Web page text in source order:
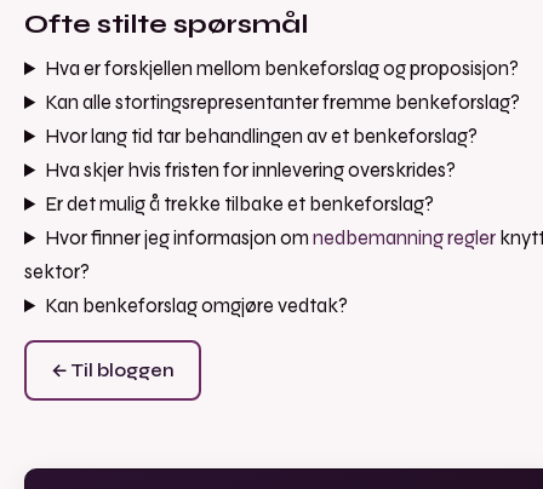
Ofte stilte spørsmål
Hva er forskjellen mellom benkeforslag og proposisjon?
Kan alle stortingsrepresentanter fremme benkeforslag?
Hvor lang tid tar behandlingen av et benkeforslag?
Hva skjer hvis fristen for innlevering overskrides?
Er det mulig å trekke tilbake et benkeforslag?
Hvor finner jeg informasjon omnedbemanning regler
sektor?
Kan benkeforslag omgjøre vedtak?
← Til bloggen